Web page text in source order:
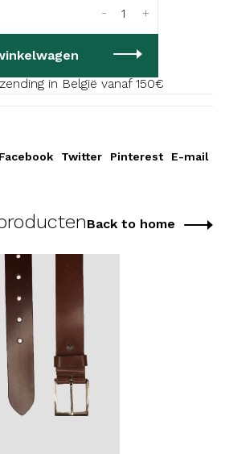
+
-
in België vanaf 150€
Facebook Twitter Pinterest E-mail
Back to home